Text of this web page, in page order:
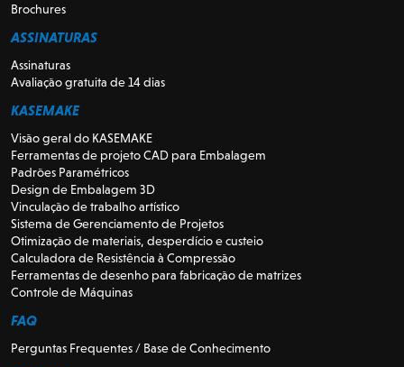
Brochures
ASSINATURAS
Assinaturas
Avaliação gratuita de 14 dias
KASEMAKE
Visão geral do KASEMAKE
Ferramentas de projeto CAD para Embalagem
Padrões Paramétricos
Design de Embalagem 3D
Vinculação de trabalho artístico
Sistema de Gerenciamento de Projetos
Otimização de materiais, desperdício e custeio
Calculadora de Resistência à Compressão
Ferramentas de desenho para fabricação de matrizes
Controle de Máquinas
FAQ
Perguntas Frequentes / Base de Conhecimento